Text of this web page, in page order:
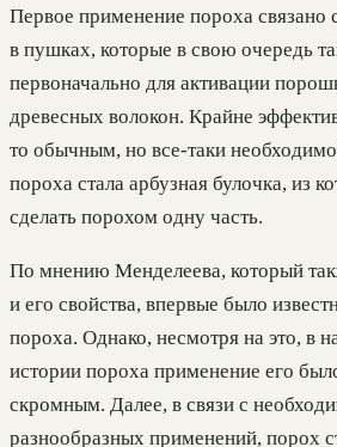
Первое применение пороха связано
в пушках, которые в свою очередь
первоначально для активации
древесных волокон. Крайне
то обычным, но все-таки
пороха стала арбузная булочка, из
сделать порохом одну часть.
По мнению Менделеева, который
и его свойства, впервые было
пороха. Однако, несмотря на это, в
истории пороха применение его
скромным. Далее, в связи с
разнообразных применений, порох